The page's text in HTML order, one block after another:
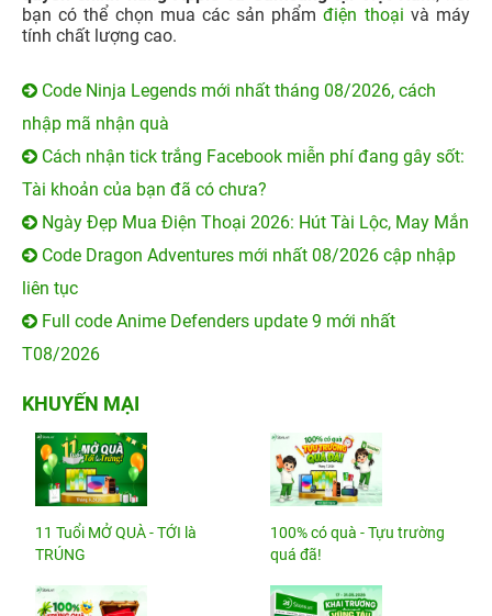
bạn có thể chọn mua các sản phẩmđiện thoại và máy
tính chất lượng cao.
Code Ninja Legends mới nhất tháng 08/2026, cách
nhập mã nhận quà
Cách nhận tick trắng Facebook miễn phí đang gây sốt:
Tài khoản của bạn đã có chưa?
Ngày Đẹp Mua Điện Thoại 2026: Hút Tài Lộc, May Mắn
Code Dragon Adventures mới nhất 08/2026 cập nhập
liên tục
Full code Anime Defenders update 9 mới nhất
T08/2026
KHUYẾN MẠI
11 Tuổi MỞ QUÀ - TỚI là
TRÚNG
100% có quà - Tựu trường
quá đã!